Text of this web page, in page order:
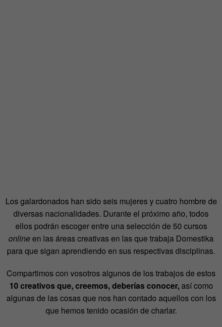
Los galardonados han sido seis mujeres y cuatro hombre de
diversas nacionalidades. Durante el próximo año, todos
ellos podrán escoger entre una selección de 50 cursos
onlineen las áreas creativas en las que trabaja Domestika
para que sigan aprendiendo en sus respectivas disciplinas.
Compartimos con vosotros algunos de los trabajos de estos
10 creativos que, creemos, deberías conocer,así como
algunas de las cosas que nos han contado aquellos con los
que hemos tenido ocasión de charlar.